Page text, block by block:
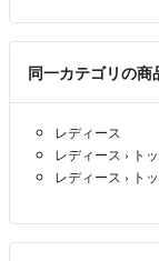
同一カテゴリの商
レディース
レディース › ト
レディース › ト